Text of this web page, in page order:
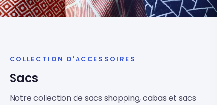
COLLECTION D'ACCESSOIRES
Sacs
Notre collection de sacs shopping, cabas et sacs